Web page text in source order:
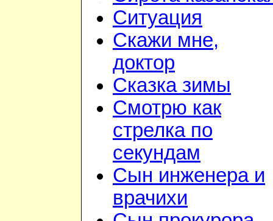
Ситуация
Скажи мне,
доктор
Сказка зимы
Смотрю как
стрелка по
секундам
Сын инженера и
врачихи